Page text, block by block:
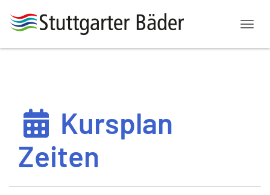
Kursplan
Zeiten